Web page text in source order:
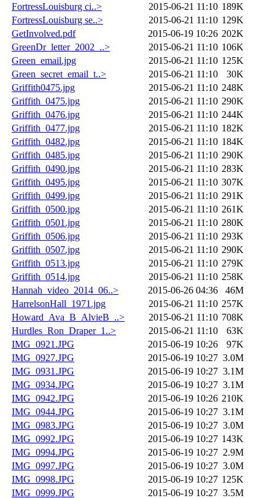
FortressLouisburg ci..>
2015-06-21 11:10 189K
FortressLouisburg se..>
2015-06-21 11:10 129K
GetInvolved.pdf
2015-06-19 10:26 202K
GreenDr_letter_2002_..>
2015-06-21 11:10 106K
Green_email.jpg
2015-06-21 11:10 125K
Green_secret_email_t..>
2015-06-21 11:10
30K
Griffith0475.jpg
2015-06-21 11:10 248K
Griffith_0475.jpg
2015-06-21 11:10 290K
Griffith_0476.jpg
2015-06-21 11:10 244K
Griffith_0477.jpg
2015-06-21 11:10 182K
Griffith_0482.jpg
2015-06-21 11:10 184K
Griffith_0485.jpg
2015-06-21 11:10 290K
Griffith_0490.jpg
2015-06-21 11:10 283K
Griffith_0495.jpg
2015-06-21 11:10 307K
Griffith_0499.jpg
2015-06-21 11:10 291K
Griffith_0500.jpg
2015-06-21 11:10 261K
Griffith_0501.jpg
2015-06-21 11:10 280K
Griffith_0506.jpg
2015-06-21 11:10 293K
Griffith_0507.jpg
2015-06-21 11:10 290K
Griffith_0513.jpg
2015-06-21 11:10 279K
Griffith_0514.jpg
2015-06-21 11:10 258K
Hannah_video_2014_06..>
2015-06-26 04:36
46M
HarrelsonHall_1971.jpg
2015-06-21 11:10 257K
Howard_Ava_B_AlvieB_..>
2015-06-21 11:10 708K
Hurdles_Ron_Draper_1..>
2015-06-21 11:10
63K
IMG_0921.JPG
2015-06-19 10:26
97K
IMG_0927.JPG
2015-06-19 10:27 3.0M
IMG_0931.JPG
2015-06-19 10:27 3.1M
IMG_0934.JPG
2015-06-19 10:27 3.1M
IMG_0942.JPG
2015-06-19 10:26 210K
IMG_0944.JPG
2015-06-19 10:27 3.1M
IMG_0983.JPG
2015-06-19 10:27 3.0M
IMG_0992.JPG
2015-06-19 10:27 143K
IMG_0994.JPG
2015-06-19 10:27 2.9M
IMG_0997.JPG
2015-06-19 10:27 3.0M
IMG_0998.JPG
2015-06-19 10:27 125K
IMG_0999.JPG
2015-06-19 10:27 3.5M